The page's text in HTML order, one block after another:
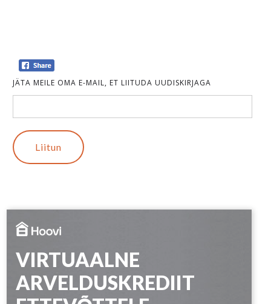
JÄTA MEILE OMA E-MAIL, ET LIITUDA UUDISKIRJAGA
VIRTUAALNE
ARVELDUSKREDIIT